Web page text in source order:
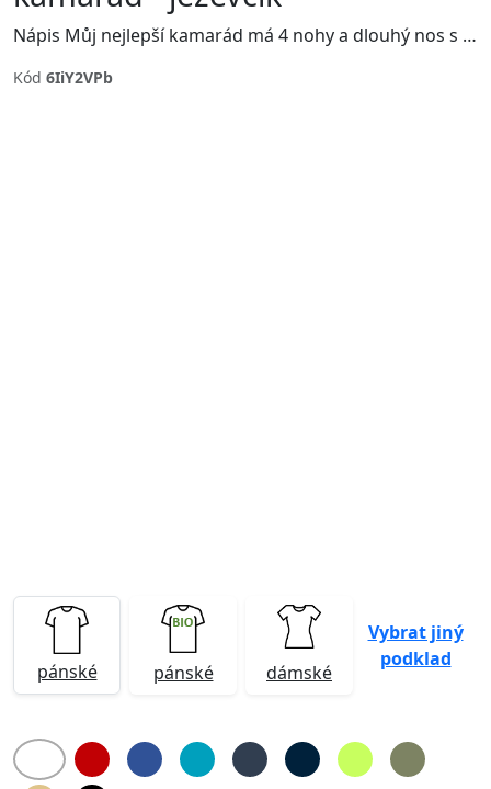
Nápis Můj nejlepší kamarád má 4 nohy a dlouhý nos s ilustrací jezevčíka.
Kód 6IiY2VPb
pánské pánské dámské
Vybrat jiný
podklad